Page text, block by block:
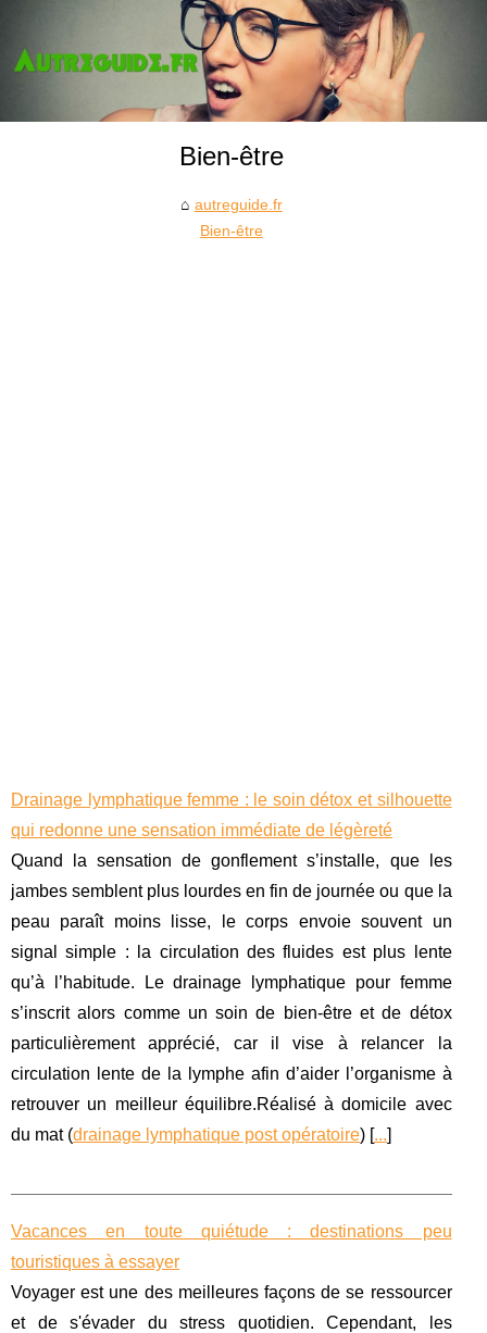
Bien-être
autreguide.fr
Bien-être
Drainage lymphatique femme : le soin détox et silhouette
qui redonne une sensation immédiate de légèreté
Quand la sensation de gonflement s’installe, que les
jambes semblent plus lourdes en fin de journée ou que la
peau paraît moins lisse, le corps envoie souvent un
signal simple : la circulation des fluides est plus lente
qu’à l’habitude. Le drainage lymphatique pour femme
s’inscrit alors comme un soin de bien-être et de détox
particulièrement apprécié, car il vise à relancer la
circulation lente de la lymphe afin d’aider l’organisme à
retrouver un meilleur équilibre.Réalisé à domicile avec
du mat (drainage lymphatique post opératoire) [...]
Vacances en toute quiétude : destinations peu
touristiques à essayer
Voyager est une des meilleures façons de se ressourcer
et de s'évader du stress quotidien. Cependant, les